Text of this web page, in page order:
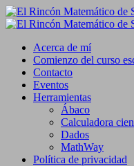
Saltar
al
Primary
Acerca de mí
Comienzo del curso
Contacto
Eventos
Herramientas
Ábaco
Calculadora
Dados
MathWay
Política de privacidad